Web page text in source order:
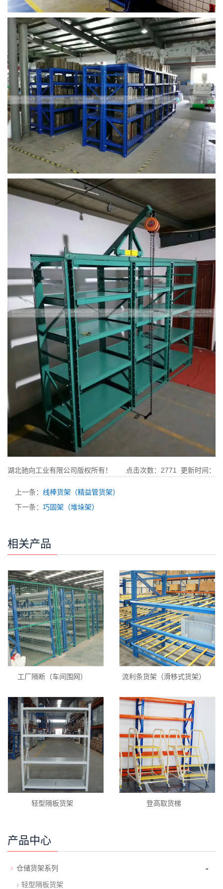
湖北驰向工业有限公司版权所有！ 点击次数： 2771
更新时间：
上一条： 线棒货架（精益管货架）
下一条： 巧固架（堆垛架）
相关产品
工厂隔断（车间围网） 流利条货架（滑移式货架）
轻型隔板货架 登高取货梯
产品中心
仓储货架系列 -
轻型隔板货架